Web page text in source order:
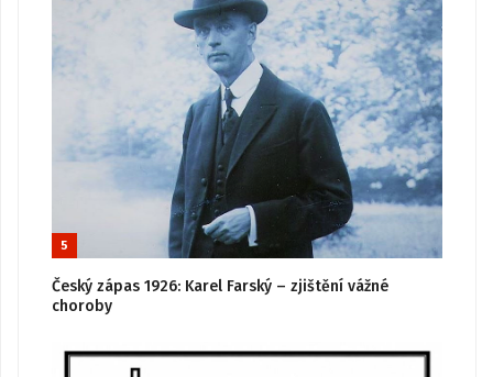
5
Český zápas 1926: Karel Farský – zjištění vážné
choroby